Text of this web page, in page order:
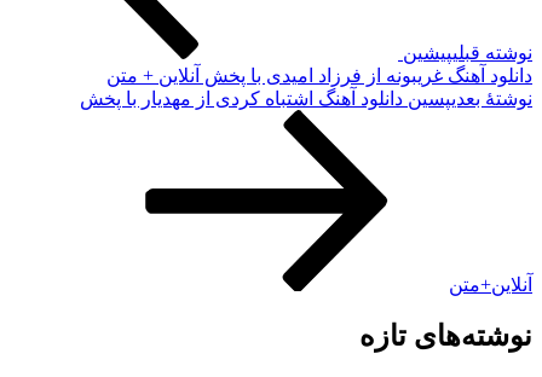
قبلیپیشین
آهنگ غریبونه از فرزاد امیدی با پخش آنلاین + متن
بعدیپسین دانلود آهنگ اشتباه کردی از مهدیار با پخش
تازه